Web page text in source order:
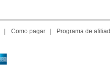
| Como pagar | Programa de